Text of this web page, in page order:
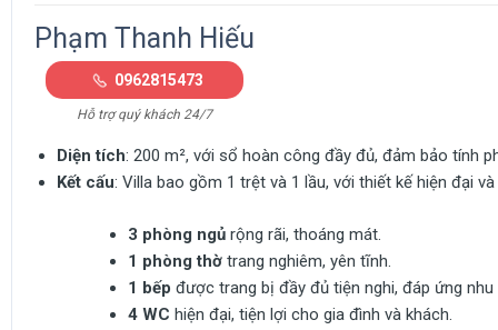
Phạm Thanh Hiếu
0962815473
Hỗ trợ quý khách 24/7
Diện tích: 200 m², với sổ hoàn công đầy đủ, đảm bảo tính
Kết cấu: Villa bao gồm 1 trệt và 1 lầu, với thiết kế hiện đại
3 phòng ngủ rộng rãi, thoáng mát.
1 phòng thờ trang nghiêm, yên tĩnh.
1 bếp được trang bị đầy đủ tiện nghi, đáp ứng
4 WC hiện đại, tiện lợi cho gia đình và khách.